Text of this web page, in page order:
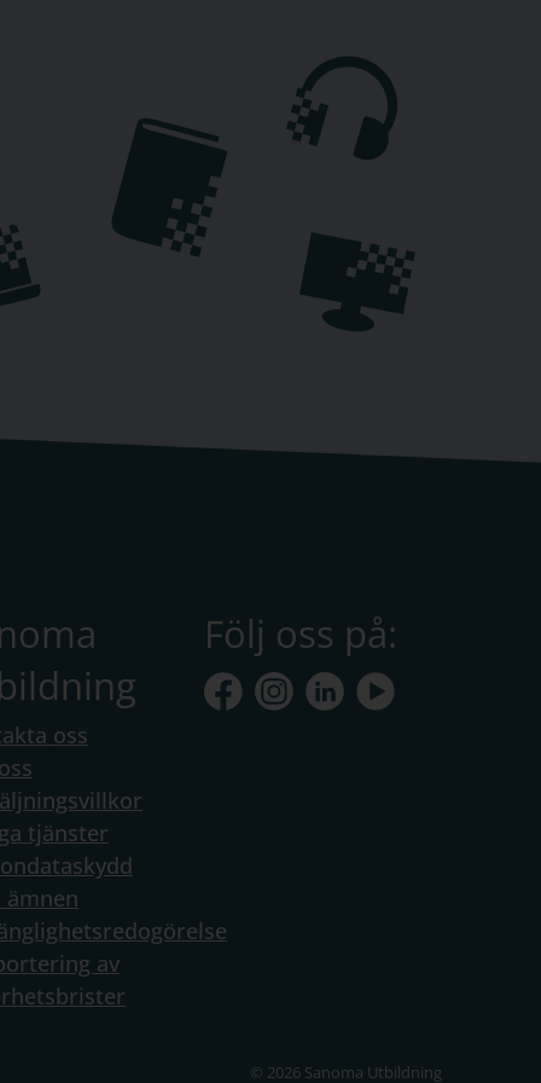
oss
tjänster
ämnen
av
Följ oss på:
© 2026 Sanoma Utbildning